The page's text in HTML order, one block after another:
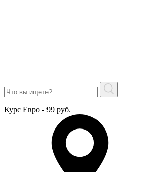
Курс Евро - 99 руб.